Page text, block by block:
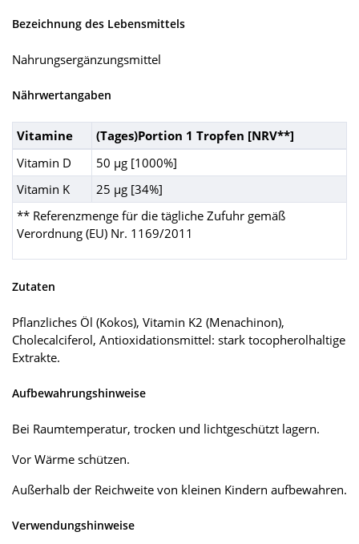
Bezeichnung des Lebensmittels
Nahrungsergänzungsmittel
Nährwertangaben
Vitamine
(Tages)Portion 1 Tropfen [NRV**]
Vitamin D
50 µg [1000%]
Vitamin K
25 µg [34%]
** Referenzmenge für die tägliche Zufuhr gemäß
Verordnung (EU) Nr. 1169/2011
Zutaten
Pflanzliches Öl (Kokos), Vitamin K2 (Menachinon),
Cholecalciferol, Antioxidationsmittel: stark tocopherolhaltige
Extrakte.
Aufbewahrungshinweise
Bei Raumtemperatur, trocken und lichtgeschützt lagern.
Vor Wärme schützen.
Außerhalb der Reichweite von kleinen Kindern aufbewahren.
Verwendungshinweise